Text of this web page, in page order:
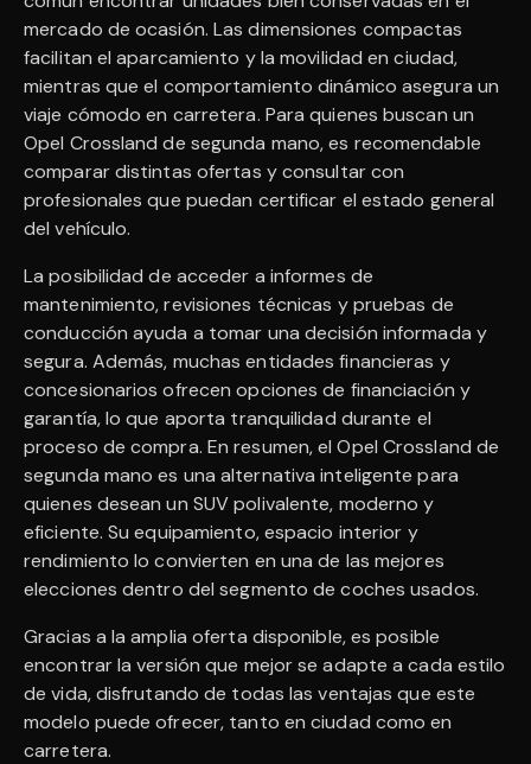
mercado de ocasión. Las dimensiones compactas
facilitan el aparcamiento y la movilidad en ciudad,
mientras que el comportamiento dinámico asegura un
viaje cómodo en carretera. Para quienes buscan un
Opel Crossland de segunda mano, es recomendable
comparar distintas ofertas y consultar con
profesionales que puedan certificar el estado general
del vehículo.
La posibilidad de acceder a informes de
mantenimiento, revisiones técnicas y pruebas de
conducción ayuda a tomar una decisión informada y
segura. Además, muchas entidades financieras y
concesionarios ofrecen opciones de financiación y
garantía, lo que aporta tranquilidad durante el
proceso de compra. En resumen, el Opel Crossland de
segunda mano es una alternativa inteligente para
quienes desean un SUV polivalente, moderno y
eficiente. Su equipamiento, espacio interior y
rendimiento lo convierten en una de las mejores
elecciones dentro del segmento de coches usados.
Gracias a la amplia oferta disponible, es posible
encontrar la versión que mejor se adapte a cada estilo
de vida, disfrutando de todas las ventajas que este
modelo puede ofrecer, tanto en ciudad como en
carretera.